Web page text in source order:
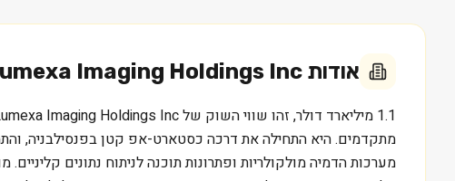
אודות Imaging Holdings Inc.
מתקדמים. היא התחילה את דרכה כסטארט-אפ קטן בפנסילבניה,